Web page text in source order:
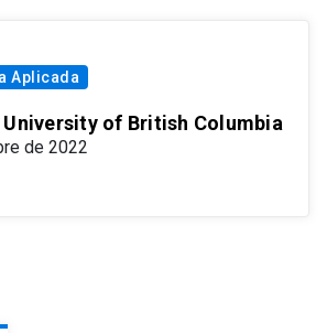
Aplicada
University of British Columbia
de 2022